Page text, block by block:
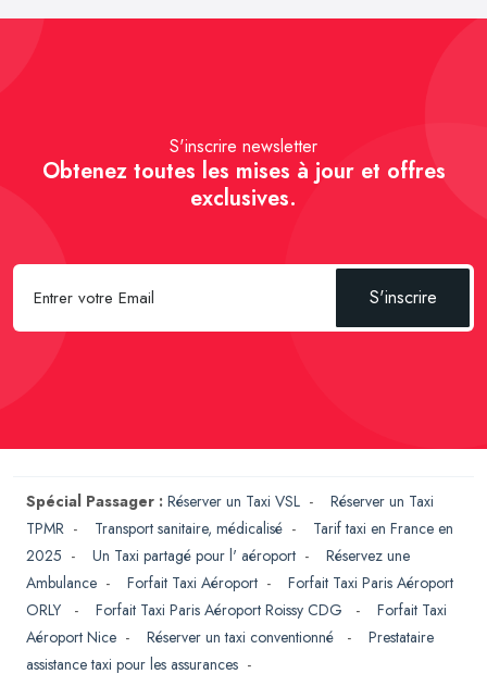
S'inscrire newsletter
Obtenez toutes les mises à jour et offres
exclusives.
S'inscrire
Spécial Passager : Réserver un Taxi VSL - Réserver un Taxi
TPMR - Transport sanitaire, médicalisé - Tarif taxi en France en
2025 - Un Taxi partagé pour l' aéroport - Réservez une
Ambulance - Forfait Taxi Aéroport - Forfait Taxi Paris Aéroport
ORLY
- Forfait Taxi Paris Aéroport Roissy CDG - Forfait Taxi
Aéroport Nice - Réserver un taxi conventionné - Prestataire
assistance taxi pour les assurances -